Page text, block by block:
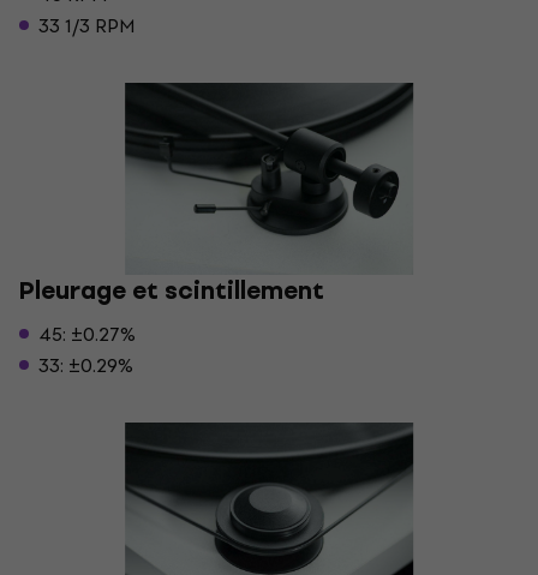
33 1/3 RPM
Pleurage et scintillement
45: ±0.27%
33: ±0.29%